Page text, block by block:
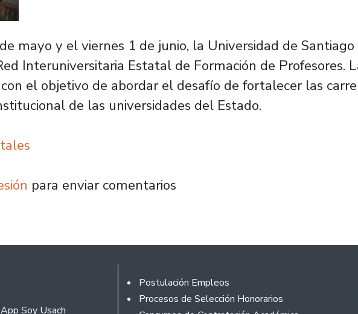
mayo y el viernes 1 de junio, la Universidad de
Interuniversitaria Estatal de Formación de Profesores.
el objetivo de abordar el desafío de fortalecer las
de las universidades del Estado.
estatales fortalecen formación de profesores
para enviar comentarios
Soy Usach
Footer
Postulación Empleos
Procesos de Selección Honorarios